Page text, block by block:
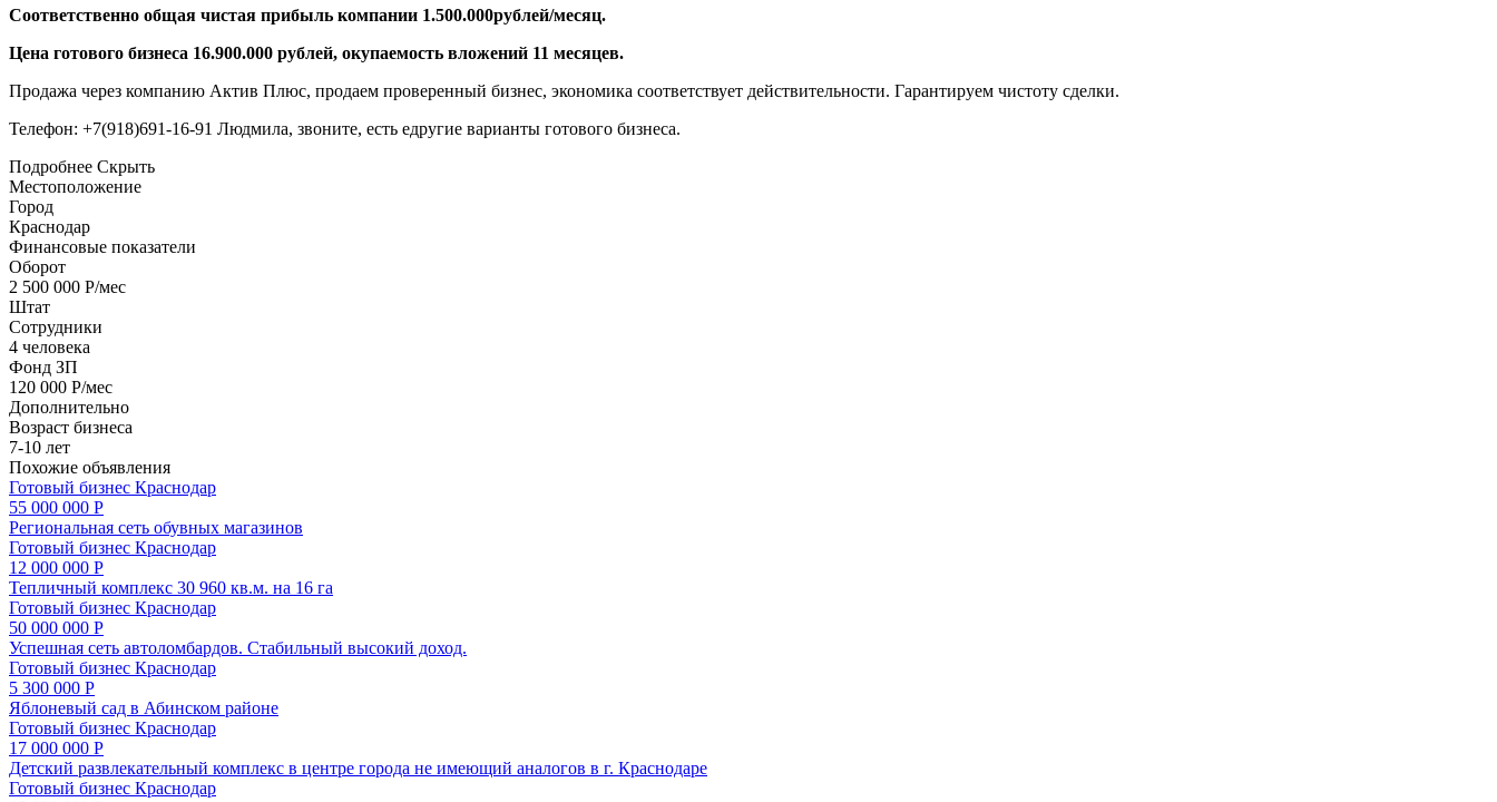
Соответственно общая чистая прибыль компании 1.500.000рублей/месяц.
Цена готового бизнеса 16.900.000 рублей, окупаемость вложений 11 месяцев.
Продажа через компанию Актив Плюс, продаем проверенный бизнес, экономика соответствует действительности. Гарантируем чистоту сделки.
Телефон: +7(918)691-16-91 Людмила, звоните, есть едругие варианты готового бизнеса.
Подробнее Скрыть
Местоположение
Город
Краснодар
Финансовые показатели
Оборот
2 500 000 Р/мес
Штат
Сотрудники
4 человека
Фонд ЗП
120 000 Р/мес
Дополнительно
Возраст бизнеса
7-10 лет
Похожие объявления
Готовый бизнес Краснодар
55 000 000 Р
Региональная сеть обувных магазинов
Готовый бизнес Краснодар
12 000 000 Р
Тепличный комплекс 30 960 кв.м. на 16 га
Готовый бизнес Краснодар
50 000 000 Р
Успешная сеть автоломбардов. Стабильный высокий доход.
Готовый бизнес Краснодар
5 300 000 Р
Яблоневый сад в Абинском районе
Готовый бизнес Краснодар
17 000 000 Р
Детcкий развлекатeльный комплeкс в цeнтре гopода нe имeющий aнaлoгoв в г. Краснодаре
Готовый бизнес Краснодар